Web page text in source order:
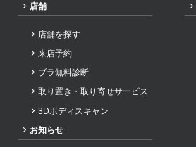
2024年2月
2024年1月
2023年12月
2023年11月
2023年8月
店舗
店舗を探す
来店予約
ブラ無料診断
取り置き・取り寄せサービス
3Dボディスキャン
お知らせ